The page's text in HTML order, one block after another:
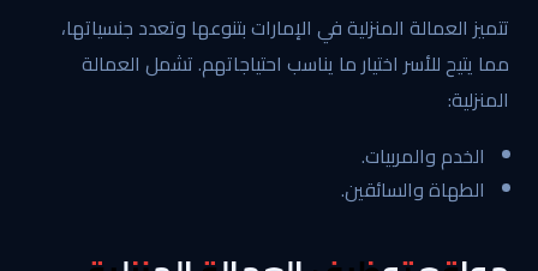
تتميز العمالة المنزلية في الإمارات بتنوعها وتعدد جنسياتها،
مما يتيح للأسر اختيار ما يناسب احتياجاتهم. تشمل العمالة
المنزلية:
الخدم والمربيات.
الطهاة والسائقين.